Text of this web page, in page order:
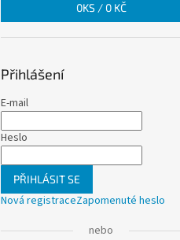
0KS / 0 KČ
Přihlášení
E-mail
Heslo
PŘIHLÁSIT SE
Nová registraceZapomenuté heslo
nebo